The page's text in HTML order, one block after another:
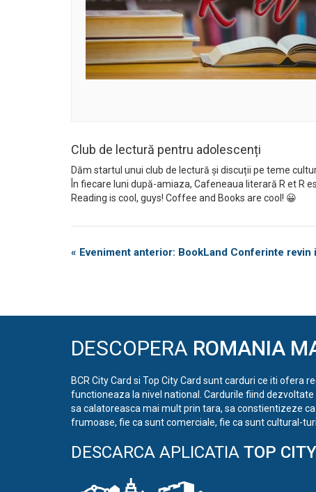
Club de lectură pentru adolescenți
Dăm startul unui club de lectură și discuții pe teme
În fiecare luni după-amiaza, Cafeneaua literară R et R
Reading is cool, guys! Coffee and Books are cool! 😀
Eveniment
« Eveniment anterior: BookLand Conferinte revin
DESCOPERA ROMANIA
BCR City Card si Top City Card sunt carduri ce iti ofera
functioneaza la nivel national. Cardurile fiind
sa calatoreasca mai mult prin tara, sa constientizeze
frumoase, fie ca sunt comerciale, fie ca sunt cultural-
DESCARCA APLICATIA TOP